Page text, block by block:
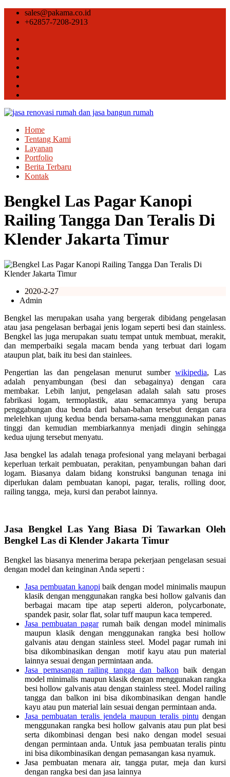
sales@pakama.co.id
+62857-7208-2913
Home
Tentang Kami
Layanan
Portfolio
Berita Terbaru
Kontak
Bengkel Las Pagar Kanopi
Railing Tangga Dan Teralis Di
Klender Jakarta Timur
2020-2-27
Admin
Bengkel las merupakan usaha yang bergerak dibidang pengelasan
atau jasa pengelasan berbagai jenis logam seperti besi dan stainless.
Bengkel las juga merupakan suatu tempat untuk membuat, merakit,
dan memperbaiki segala macam benda yang terbuat dari logam
ataupun plat, baik itu besi dan stainlees.
Pengertian las dan pengelasan menurut sumberwikipedia, Las
adalah penyambungan (besi dan sebagainya) dengan cara
membakar. Lebih lanjut, pengelasan adalah salah satu proses
fabrikasi logam, termoplastik, atau semacamnya yang berupa
penggabungan dua benda dari bahan-bahan tersebut dengan cara
melelehkan ujung kedua benda bersama-sama menggunakan panas
tinggi dan kemudian membiarkannya menjadi dingin sehingga
kedua ujung tersebut menyatu.
Jasa bengkel las adalah tenaga profesional yang melayani berbagai
keperluan terkait pembuatan, perakitan, penyambungan bahan dari
logam. Biasanya dalam bidang konstruksi bangunan tenaga ini
diperlukan dalam pembuatan kanopi, pagar, teralis, rolling door,
railing tangga, meja, kursi dan perabot lainnya.
Jasa Bengkel Las Yang Biasa Di Tawarkan Oleh
Bengkel Las di Klender Jakarta Timur
Bengkel las biasanya menerima berapa pekerjaan pengelasan sesuai
dengan model dan keinginan Anda seperti :
Jasa pembuatan kanopi baik dengan model minimalis maupun
klasik dengan menggunakan rangka besi hollow galvanis dan
berbagai macam tipe atap seperti alderon, polycarbonate,
spandek pasir, solar flat, solar tuff maupun kaca tempered.
Jasa pembuatan pagarrumah baik dengan model minimalis
maupun klasik dengan menggunakan rangka besi hollow
galvanis atau dengan stainless steel. Model pagar rumah ini
bisa dikombinasikan dengan motif kayu atau pun material
lainnya sesuai dengan permintaan anda.
Jasa pemasangan railing tangga dan balkon baik dengan
model minimalis maupun klasik dengan menggunakan rangka
besi hollow galvanis atau dengan stainless steel. Model railing
tangga dan balkon ini bisa dikombinasikan dengan handle
kayu atau pun material lain sesuai dengan permintaan anda.
Jasa pembuatan teralis jendela maupun teralis pintu dengan
menggunakan rangka besi hollow galvanis atau pun plat besi
serta dikombinasi dengan besi nako dengan model sesuai
dengan permintaan anda. Untuk jasa pembuatan teralis pintu
ini bisa dikombinasikan dengan pemasangan kasa nyamuk.
Jasa pembuatan menara air, tangga putar, meja dan kursi
dengan rangka besi dan jasa lainnya